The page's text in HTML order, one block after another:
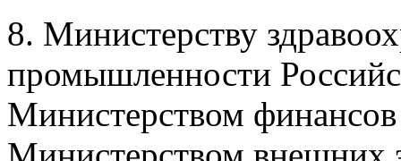
8. Министерству
промышленности
Министерством